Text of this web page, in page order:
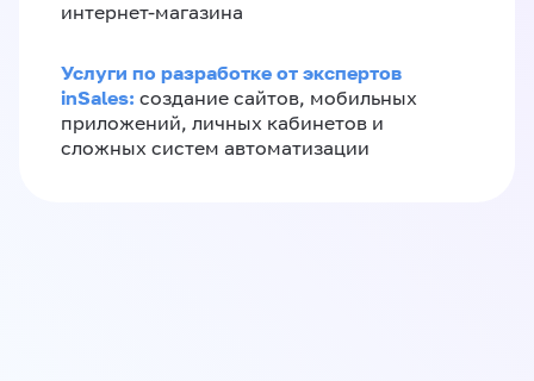
интернет-магазина
Услуги по разработке от экспертов
inSales: создание сайтов, мобильных
приложений, личных кабинетов и
сложных систем автоматизации